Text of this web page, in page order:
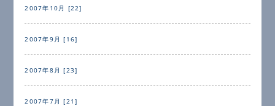
2007年10月 [22]
2007年9月 [16]
2007年8月 [23]
2007年7月 [21]